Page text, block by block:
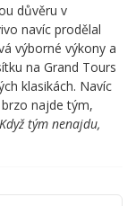
důvěru v
navíc prodělal
výborné výkony a
na Grand Tours
klasikách. Navíc
najde tým,
tým nenajdu,